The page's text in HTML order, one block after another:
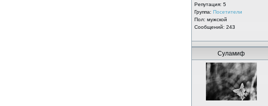
Репутация: 5
Группа: Посетители
Пол: мужской
Сообщений: 243
Суламиф